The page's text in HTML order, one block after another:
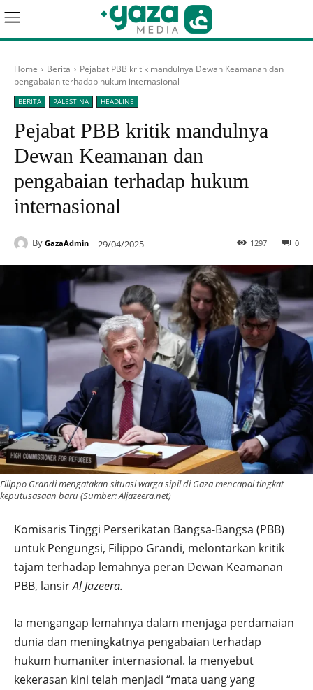
Home Berita
Pejabat PBB kritik mandulnya Dewan Keamanan dan
pengabaian terhadap hukum internasional
BERITA PALESTINA HEADLINE
Pejabat PBB kritik mandulnya
Dewan Keamanan dan
pengabaian terhadap hukum
internasional
By GazaAdmin 29/04/2025 0
1297
Filippo Grandi mengatakan situasi warga sipil di Gaza mencapai tingkat
keputusasaan baru (Sumber: Aljazeera.net)
Komisaris Tinggi Perserikatan Bangsa-Bangsa (PBB)
untuk Pengungsi, Filippo Grandi, melontarkan kritik
tajam terhadap lemahnya peran Dewan Keamanan
PBB, lansirAl Jazeera.
Ia mengangap lemahnya dalam menjaga perdamaian
dunia dan meningkatnya pengabaian terhadap
hukum humaniter internasional. Ia menyebut
kekerasan kini telah menjadi “mata uang yang